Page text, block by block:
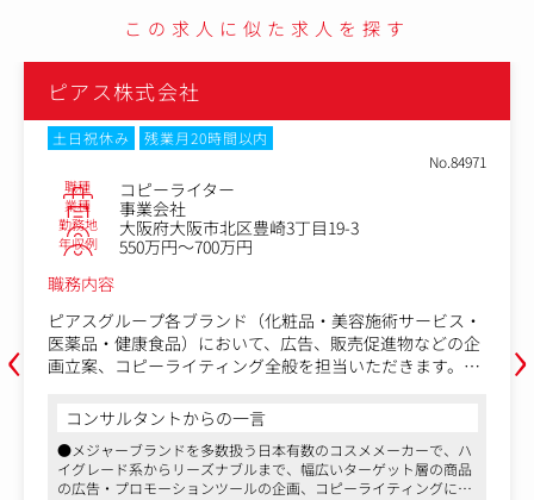
この求人に似た求人を探す
‹
ピアス株式会社
土日祝休み
残業月20時間以内
No.84971
職種 コピーライター
業種 事業会社
勤務地 大阪府大阪市北区豊崎3丁目19-3
年収例
550万円～700万円
職務内容
ピアスグループ各ブランド（化粧品・美容施術サービス・
医薬品・健康食品）において、広告、販売促進物などの企
画立案、コピーライティング全般を担当いただきます。
・ブランドコンセプト、コミュニケーションコンセプトに
基づき、広告企画立案及びコピー方向性の決定
・インタビュー、ヒアリングから記事起こし、編集、ライ
ティングを含むエディター業務
コンサルタントからの一言
●メジャーブランドを多数扱う日本有数のコスメメーカーで、ハ
イグレード系からリーズナブルまで、幅広いターゲット層の商品
の広告・プロモーションツールの企画、コピーライティングに関
›